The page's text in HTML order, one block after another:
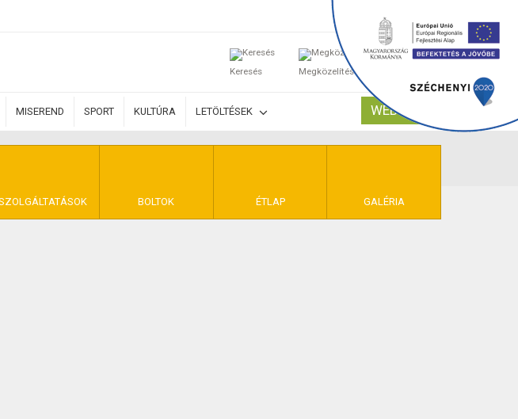
Keresés Megközelítés
0
MISEREND SPORT KULTÚRA LETÖLTÉSEK WEBSHOP
BOLTOK ÉTLAP GALÉRIA
FELTÉTELEK